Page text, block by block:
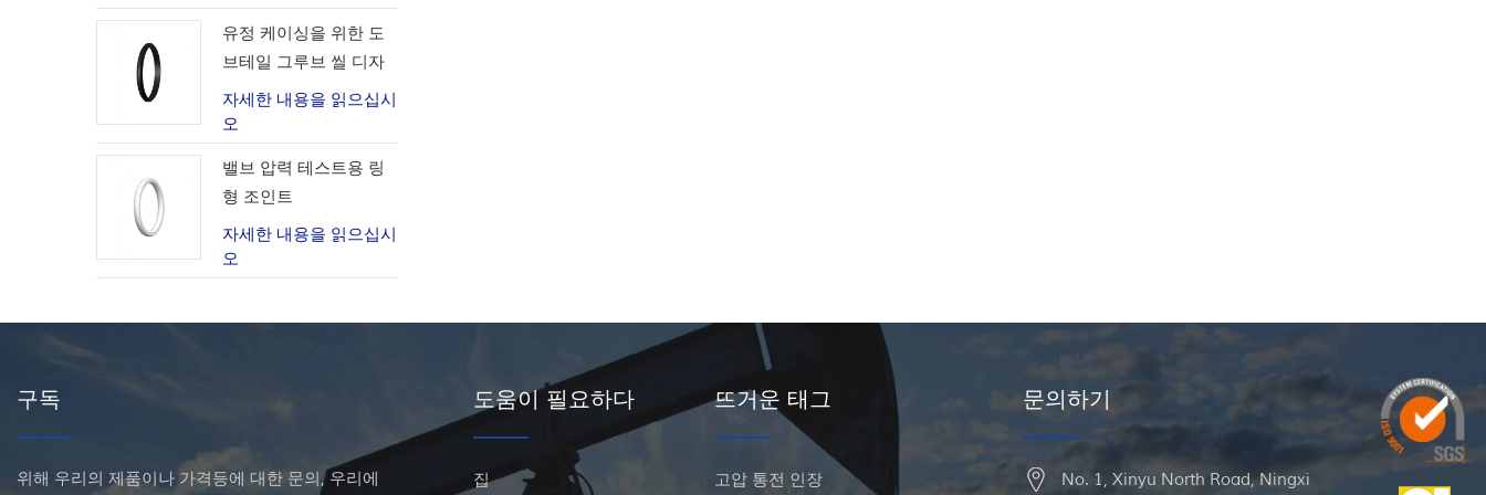
유정 케이싱을 위한 도
브테일 그루브 씰 디자
인
자세한 내용을 읽으십시
오
밸브 압력 테스트용 링
형 조인트
자세한 내용을 읽으십시
오
구독
위해 우리의 제품이나 가격등에 대한 문의, 우리에
도움이 필요하다
집
뜨거운 태그
고압 통전 인장
문의하기
No. 1, Xinyu North Road, Ningxi